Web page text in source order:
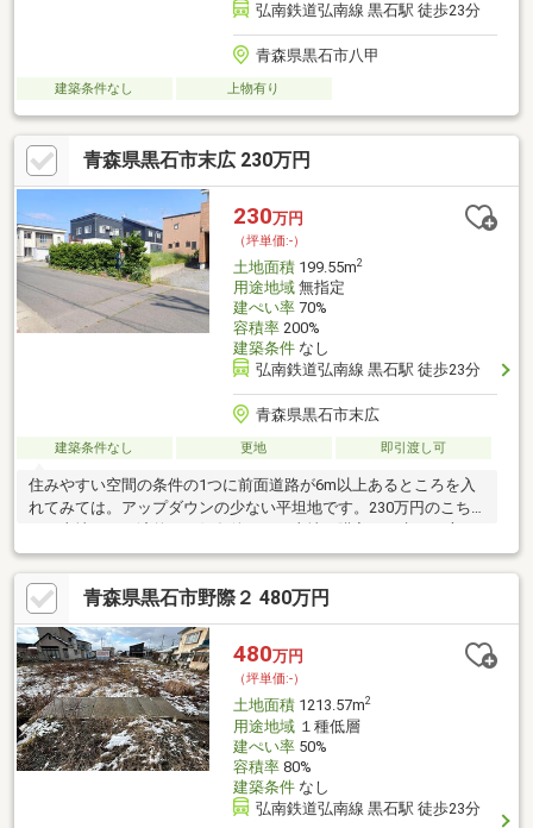
弘南鉄道弘南線 黒石駅 徒歩23分
青森県黒石市八甲
建築条件なし 上物有り
青森県黒石市末広 230万円
230万円
（坪単価:-）
土地面積199.55m2
用途地域無指定
建ぺい率70%
容積率200%
建築条件なし
弘南鉄道弘南線 黒石駅 徒歩23分
青森県黒石市末広
建築条件なし 更地 即引渡し可
住みやすい空間の条件の1つに前面道路が6m以上あるところを入
れてみては。アップダウンの少ない平坦地です。230万円のこち
コチラの売地をご覧ください。住まいの場所としておすすめな住
宅用地となっています。土地面積は199.55㎡(公簿)あります。
青森県黒石市野際２ 480万円
480万円
（坪単価:-）
土地面積1213.57m2
用途地域１種低層
建ぺい率50%
容積率80%
建築条件なし
弘南鉄道弘南線 黒石駅 徒歩23分